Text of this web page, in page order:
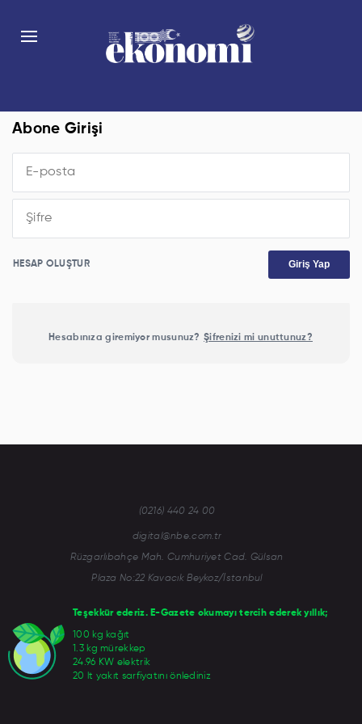
Abone Girişi
HESAP OLUŞTUR Giriş Yap
Hesabınıza giremiyor musunuz? Şifrenizi mi unuttunuz?
Teşekkür ederiz. E-Gazete okumayı tercih ederek yıllık;
100 kg kağıt
1.3 kg mürekkep
24.96 KW elektrik
20 lt yakıt sarfiyatını önlediniz
(0216) 440 24 00
digital@nbe.com.tr
Rüzgarlıbahçe Mah. Cumhuriyet Cad. Gülsan
Plaza No:22 Kavacık Beykoz/İstanbul